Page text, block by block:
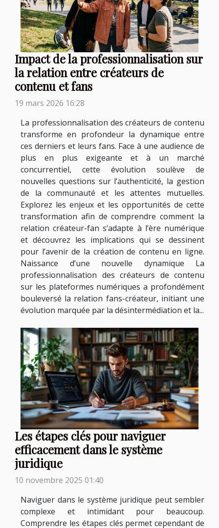
Impact de la professionnalisation sur
la relation entre créateurs de
contenu et fans
19 mars 2026 16:28
La professionnalisation des créateurs de contenu
transforme en profondeur la dynamique entre
ces derniers et leurs fans. Face à une audience de
plus en plus exigeante et à un marché
concurrentiel, cette évolution soulève de
nouvelles questions sur l’authenticité, la gestion
de la communauté et les attentes mutuelles.
Explorez les enjeux et les opportunités de cette
transformation afin de comprendre comment la
relation créateur-fan s’adapte à l’ère numérique
et découvrez les implications qui se dessinent
pour l’avenir de la création de contenu en ligne.
Naissance d’une nouvelle dynamique La
professionnalisation des créateurs de contenu
sur les plateformes numériques a profondément
bouleversé la relation fans-créateur, initiant une
évolution marquée par la désintermédiation et la...
Les étapes clés pour naviguer
efficacement dans le système
juridique
10 novembre 2025 01:40
Naviguer dans le système juridique peut sembler
complexe et intimidant pour beaucoup.
Comprendre les étapes clés permet cependant de